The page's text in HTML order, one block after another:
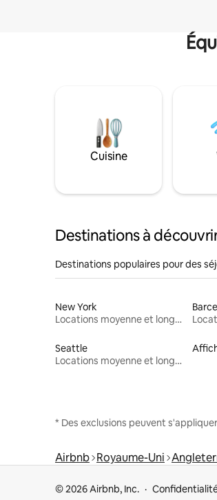
Cuisine
Destinations à
Destinations populaires pour des
New York
Locations moyenne et longue durée
Seattle
Locations moyenne et longue durée
* Des exclusions peuvent
Airbnb Royaume-Uni
© 2026 Airbnb, Inc.